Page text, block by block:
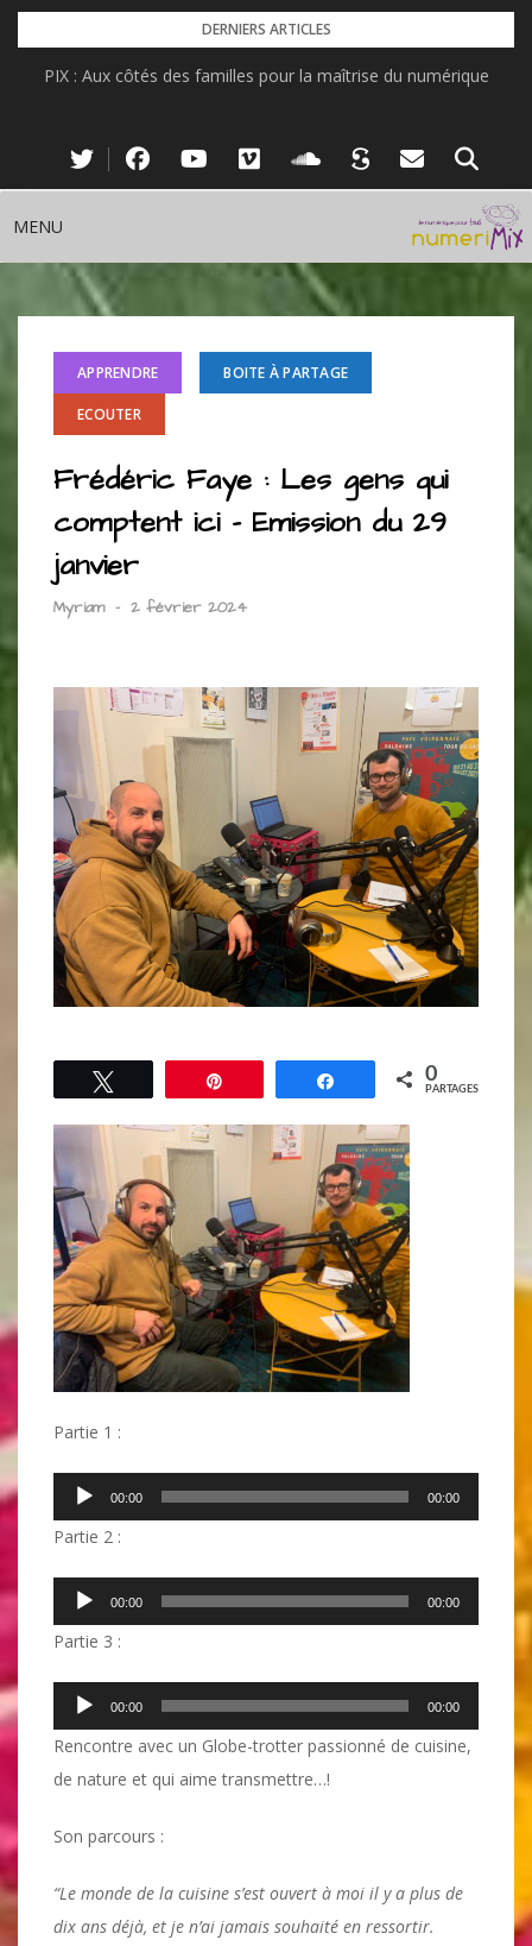
Skip
content
DERNIERS ARTICLES
PIX : Aux côtés des familles pour la maîtrise du numérique
MENU
APPRENDRE BOITE À PARTAGE
ECOUTER
Frédéric Faye : Les gens qui
comptent ici – Emission du 29
janvier
Myriam - 2 février 2024
Partagez 0
PARTAGES
Partie 1 :
Lecteur
audio
00:00 00:00
Partie 2 :
Lecteur
audio
00:00 00:00
Partie 3 :
Lecteur
audio
00:00 00:00
Rencontre avec un Globe-trotter passionné de cuisine,
de nature et qui aime transmettre…!
Son parcours :
“Le monde de la cuisine s’est ouvert à moi il y a plus de
dix ans déjà, et je n’ai jamais souhaité en ressortir.